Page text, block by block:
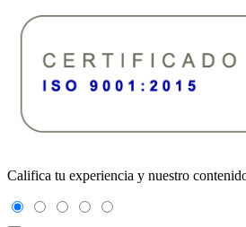
Califica tu experiencia y nuestro